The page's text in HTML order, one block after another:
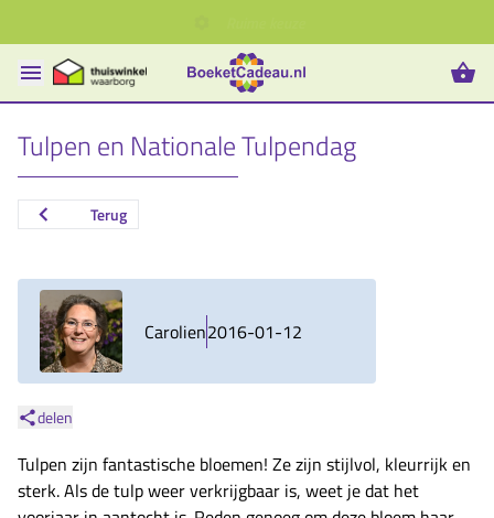
Tulpen en Nationale Tulpendag
Terug
Carolien2016-01-12
delen
Tulpen zijn fantastische bloemen! Ze zijn stijlvol, kleurrijk en
sterk. Als de tulp weer verkrijgbaar is, weet je dat het